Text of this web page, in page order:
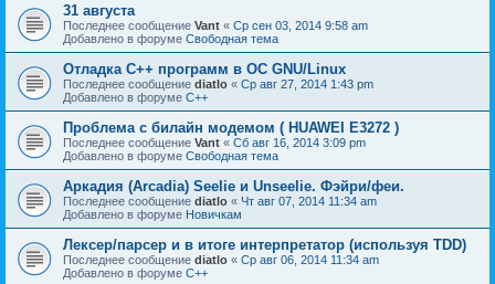
31 августа
Последнее сообщение Vant « Ср сен 03, 2014 9:58 am
Добавлено в форуме Свободная тема
Отладка C++ программ в ОС GNU/Linux
Последнее сообщение diatlo « Ср авг 27, 2014 1:43 pm
Добавлено в форуме C++
Проблема с билайн модемом ( HUAWEI E3272 )
Последнее сообщение Vant « Сб авг 16, 2014 3:09 pm
Добавлено в форуме Свободная тема
Аркадия (Arcadia) Seelie и Unseelie. Фэйри/феи.
Последнее сообщение diatlo « Чт авг 07, 2014 11:34 am
Добавлено в форуме Новичкам
Лексер/парсер и в итоге интерпретатор (используя TDD)
Последнее сообщение diatlo « Ср авг 06, 2014 11:34 am
Добавлено в форуме C++